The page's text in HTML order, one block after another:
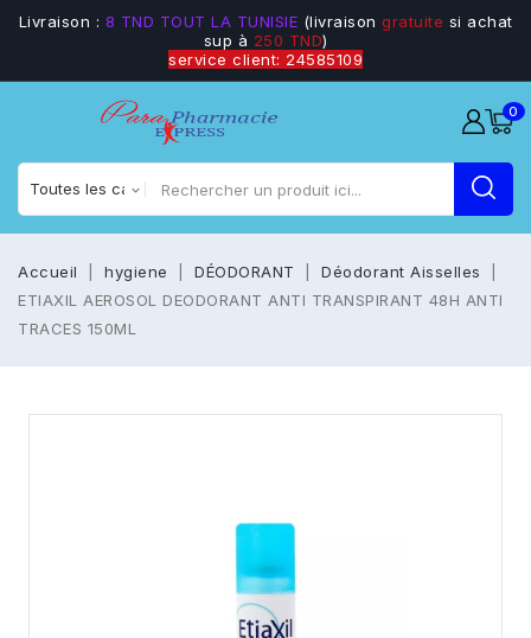
Livraison : 8 TND TOUT LA TUNISIE (livraison gratuite si achat
sup à 250 TND)
service client: 24585109
0
Accueil hygiene DÉODORANT
Déodorant Aisselles
ETIAXIL AEROSOL DEODORANT ANTI TRANSPIRANT 48H ANTI
TRACES 150ML